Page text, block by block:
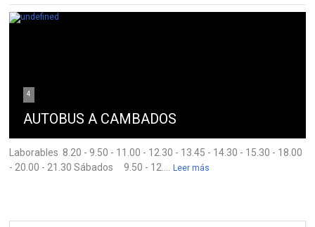
4
AUTOBUS A CAMBADOS
Laborables 8.20 - 9.50 - 11.00 - 12.30 - 13.45 - 14.30 - 15.30 - 18.00
- 20.00 - 21.30 Sábados 9.50 - 12....
Leer más